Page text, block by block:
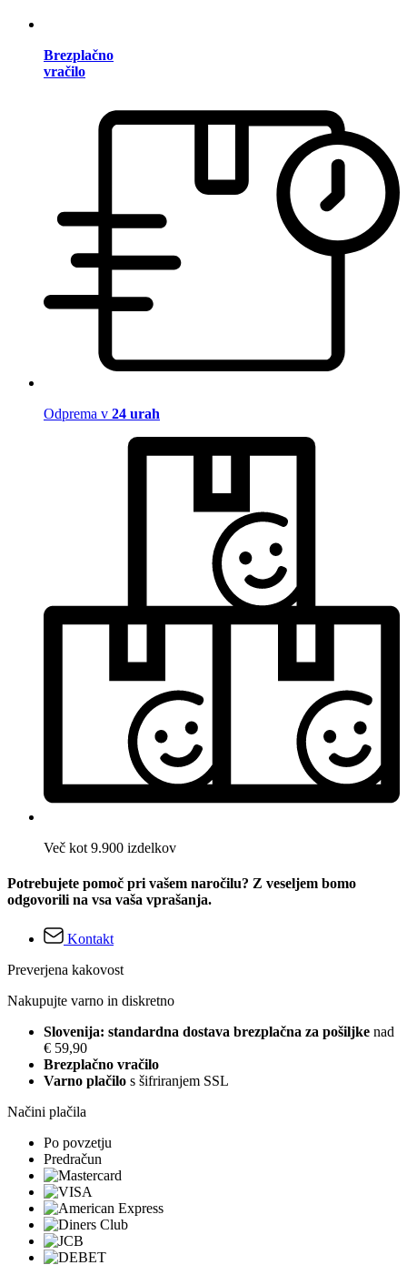
Brezplačno
vračilo
Odprema v 24 urah
Več kot 9.900 izdelkov
Potrebujete pomoč pri vašem naročilu? Z veseljem bomo
odgovorili na vsa vaša vprašanja.
Kontakt
Preverjena kakovost
Nakupujte varno in diskretno
Slovenija: standardna dostava brezplačna za pošiljke nad
€ 59,90
Brezplačno vračilo
Varno plačilo s šifriranjem SSL
Načini plačila
Po povzetju
Predračun